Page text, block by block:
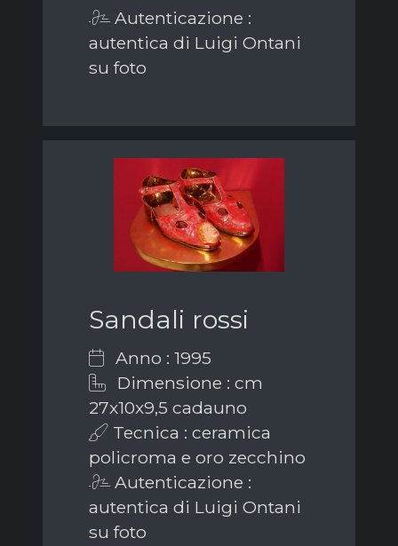
Autenticazione :
autentica di Luigi Ontani
su foto
Sandali rossi
Anno : 1995
Dimensione : cm
27x10x9,5 cadauno
Tecnica : ceramica
policroma e oro zecchino
Autenticazione :
autentica di Luigi Ontani
su foto